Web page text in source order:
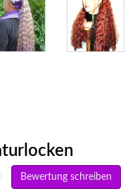
Bewertung schreiben